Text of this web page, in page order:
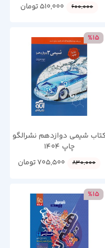
600,000
510,000تومان
کتاب شیمی دوازدهم نشرالگو
چاپ 1404
%15
830,000
705,500تومان
%15